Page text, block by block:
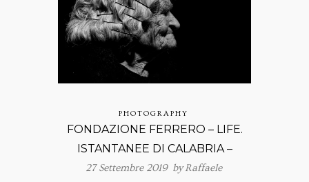
PHOTOGRAPHY
FONDAZIONE FERRERO – LIFE.
ISTANTANEE DI CALABRIA –
27 Settembre 2019 byRaffaele